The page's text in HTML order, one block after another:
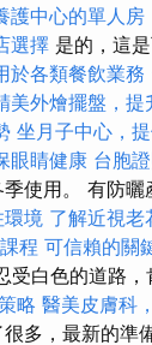
護中心的單人
選擇 是的，這
於各類餐飲業務
美外燴擺盤，
坐月子中心，
眼睛健康 台胞
使用。 有防
境 了解近視老
程 可信賴的關
受白色的道路，
略 醫美皮膚科
多，最新的準